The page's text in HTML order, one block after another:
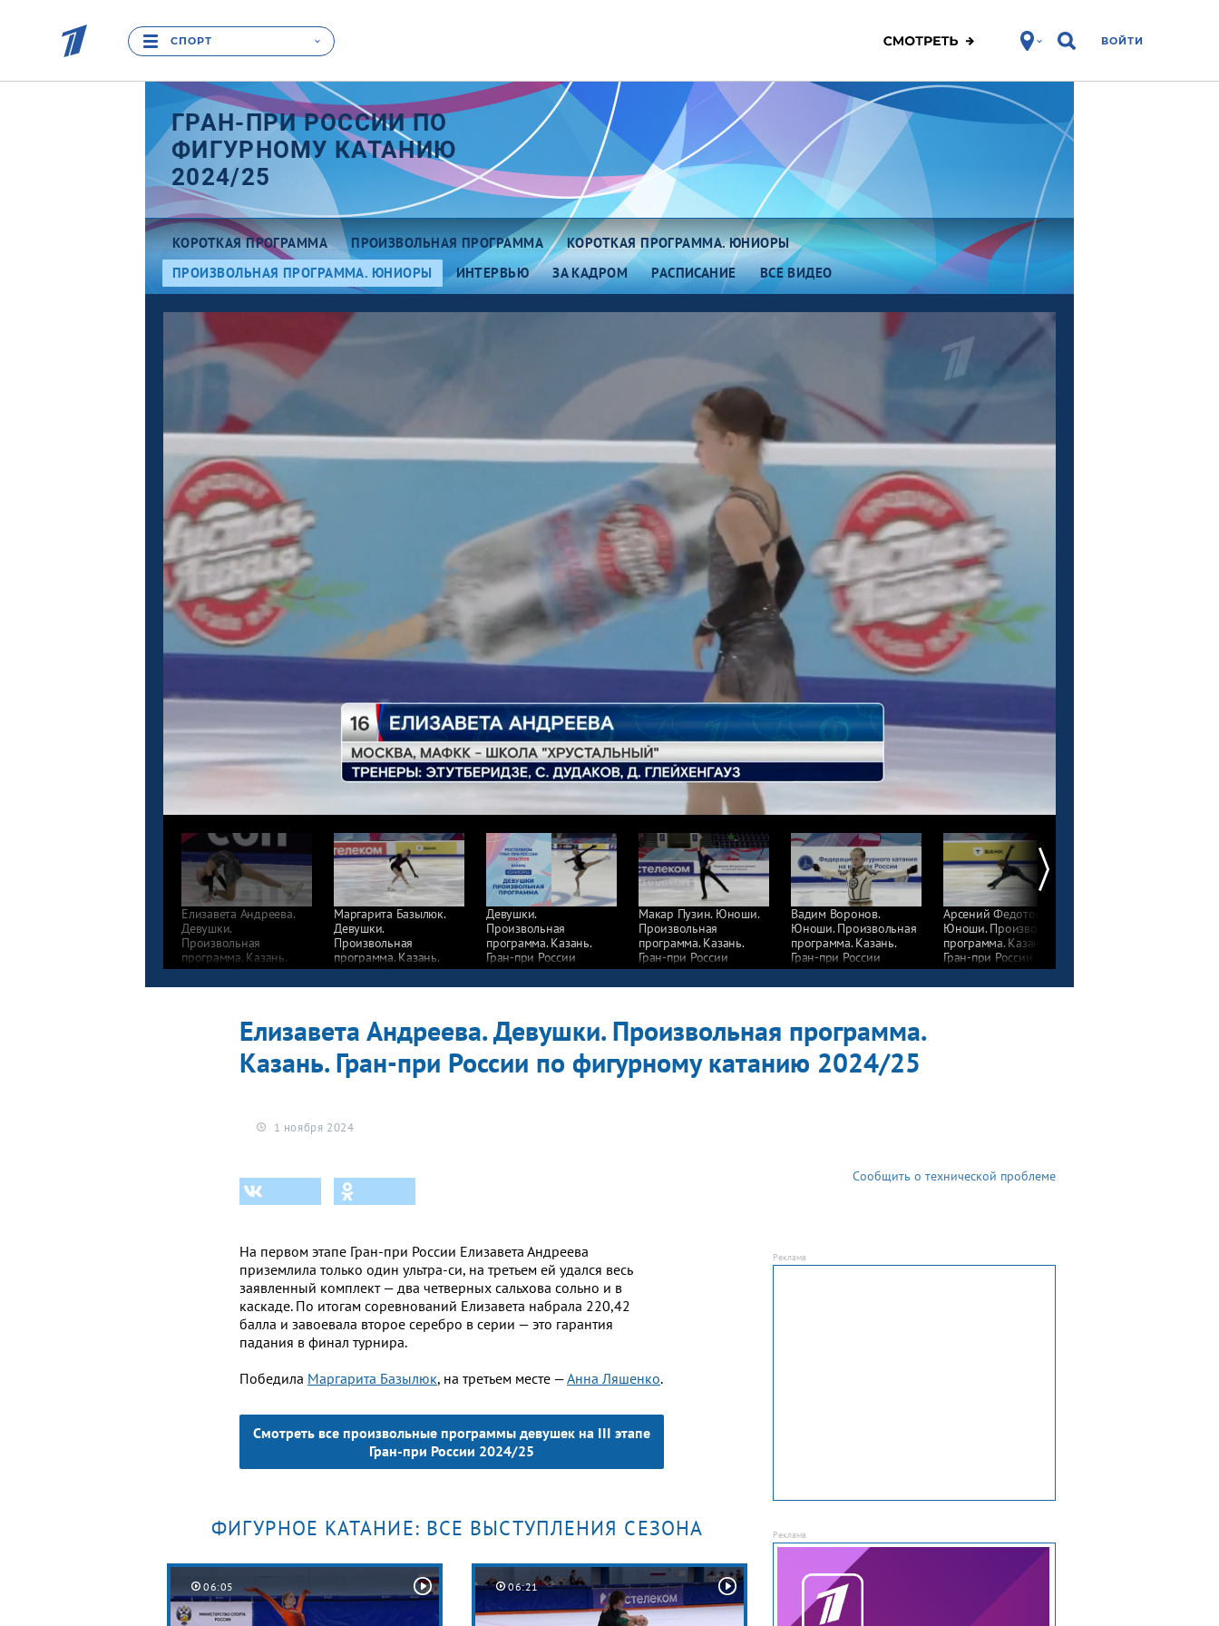
СПОРТ ВОЙТИ
ГРАН-ПРИ РОССИИ ПО
ФИГУРНОМУ КАТАНИЮ
2024/25
КОРОТКАЯ ПРОГРАММА ПРОИЗВОЛЬНАЯ ПРОГРАММА
КОРОТКАЯ ПРОГРАММА. ЮНИОРЫ
ПРОИЗВОЛЬНАЯ ПРОГРАММА. ЮНИОРЫ
ИНТЕРВЬЮ ЗА КАДРОМ РАСПИСАНИЕ ВСЕ ВИДЕО
Елизавета Андреева.
Девушки.
Произвольная
программа. Казань.
Гран-при России
по фигурному катанию
Маргарита Базылюк.
Девушки.
Произвольная
программа. Казань.
Гран-при России
по фигурному катанию
Девушки.
Произвольная
программа. Казань.
Гран-при России
по фигурному катанию
2024/25
Макар Пузин. Юноши.
Произвольная
программа. Казань.
Гран-при России
по фигурному катанию
2024/25
Вадим Воронов.
Юноши. Произвольная
программа. Казань.
Гран-при России
по фигурному катанию
2024/25
Арсений Федотов.
Юноши. Произвольная
программа. Казань.
Гран-при России
по фигурному катанию
2024/25
Елизавета Андреева. Девушки. Произвольная программа.
Казань. Гран-при России по фигурному катанию 2024/25
1 ноября 2024
Сообщить о технической проблеме
На первом этапе Гран-при России Елизавета Андреева
приземлила только один ультра-си, на третьем ей удался весь
заявленный комплект — два четверных сальхова сольно и в
каскаде. По итогам соревнований Елизавета набрала 220,42
балла и завоевала второе серебро в серии — это гарантия
падания в финал турнира.
Победила Маргарита Базылюк, на третьем месте —Анна Ляшенко.
Смотреть все произвольные программы девушек на III этапе
Гран-при России 2024/25
ФИГУРНОЕ КАТАНИЕ: ВСЕ ВЫСТУПЛЕНИЯ СЕЗОНА
06:05 06:21